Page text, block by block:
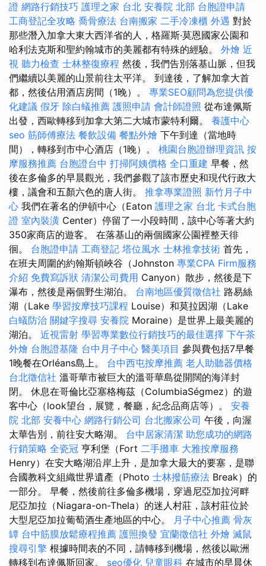
證 網路行銷技巧 護理之家 台北 安養院 北部 台胞證申請
工商登記全攻略 喬骨療法 台南搬家 二手冷凍櫃 外遇 對於
那些潛入加拿大東大西洋省的人，格羅斯·莫恩國家公園和
哈利法克斯和聖約翰城市的美麗都有特殊的經驗。 外燴 近
視 聽力檢查 士林整復療程 然後，我們告別落基山脈，但我
們繼續以美麗的山景前往太平洋。 到達後，了解加拿大首
都，然後佔用酒店房間（1晚）。 專業SEO顧問為您提供優
化建議 假牙 除白蟻推薦 護照申請 會計師證照 從布達佩斯
出發，西歐轉移到加拿大第二大城市蒙特利爾。 養護中心
seo 筋師傅療法 餐飲設備 餐點外燴 下午到達（當地時
間），轉移到市中心酒店（1晚）。 桃園台胞證辦理資訊 按
摩服務推薦 台胞證台中 打掃阿姨價格 全口重建 早餐，然
後在多倫多的早晨觀光，我們參觀了該市歷史和現代行政大
樓，議會和五顏六色的唐人街。 推拿專業證照 新竹月子中
心 我們在著名的伊頓中心（Eaton 護理之家 台北 卡式台胞
證 室內裝潢 Center）停留了一小段時間，該中心等著大約
350家商店的遊客。 在落基山的兩個國家公園裡整天徘
徊。 台胞證申請 工商登記 塔位風水 士林推拿技術 首先，
在班夫周圍的約翰斯頓峽谷（Johnston 專業CPA Firm服務
介紹 免費寫訴狀 清潔公司費用 Canyon）散步，然後是下
瀑布，然後是兩個野生湖泊。 台南地區優質徵信社 路易絲
湖（Lake 學習按摩技巧課程 Louise）和莫拉因湖（Lake
白蟻防治 關鍵字搜尋 安養院 Moraine）是世界上最美麗的
湖泊。 近視雷射 學習專業數位行銷技巧的最佳選擇 下午茶
外燴 台胞證基隆 台中月子中心 醫美項目 參與費包括7早餐
1晚餐在Orléans島上。 台中西屯按摩推薦 老人助聽器價格
台北徵信社 溫哥華市被巨大的溫哥華島從開闊的海洋封
閉。 休息在哥倫比亞塞格梅茲（ColumbiaSégmez）的遊
客中心（look望台，展覽，餐廳，紀念品商店等）。 安養
院 北部 安養中心 網路行銷公司 台北搬家公司 午後，向渥
太華告別，前往安大略湖。 台中居家清潔 助您成功的網路
行銷策略 全瓷冠 亨利堡（Fort 二手攤車 大雅按摩服務
Henry）在安大略湖沿岸上升，是加拿大最大的要塞，是聯
合國教科文組織世界遺產（Photo 士林撥筋療法 Break）的
一部分。 早餐，然後前往多倫多機場，穿過尼亞加拉河畔
尼亞加拉（Niagara-on-Thela）的迷人村莊，該村莊位於
大型尼亞加拉葡萄酒生產地區的中心。 月子中心推薦 骨灰
罈 台中筋膜放鬆療程推薦 護照換發 宜蘭徵信社 外燴 滅鼠
搜尋引擎 根據時間表的不同，請轉移到機場，然後以歐洲
轉移到布達佩斯回家。 seo優化 兒童眼科 在城市的早晨休